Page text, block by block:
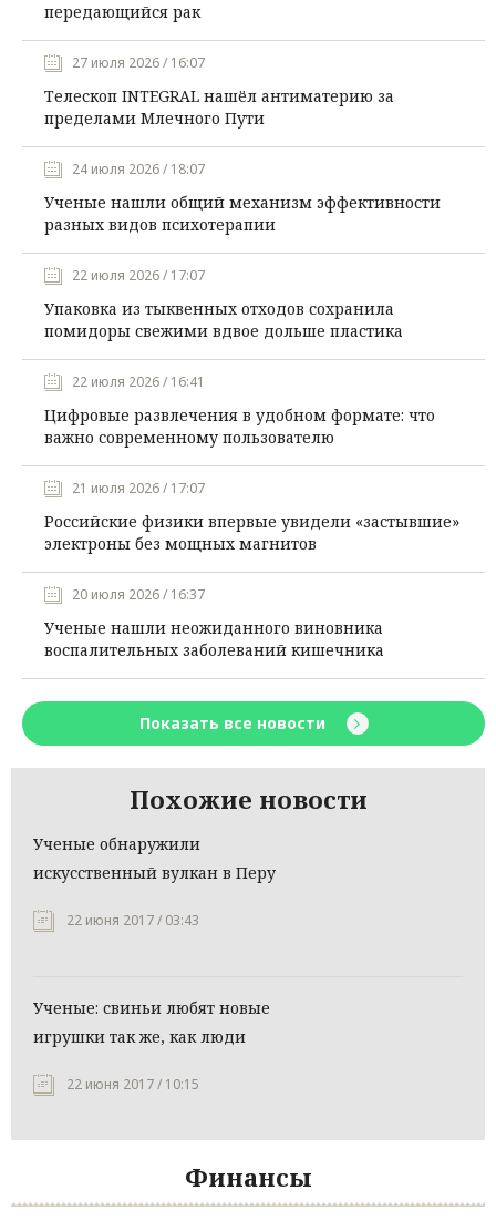
передающийся рак
27 июля 2026 / 16:07
Телескоп INTEGRAL нашёл антиматерию за
пределами Млечного Пути
24 июля 2026 / 18:07
Ученые нашли общий механизм эффективности
разных видов психотерапии
22 июля 2026 / 17:07
Упаковка из тыквенных отходов сохранила
помидоры свежими вдвое дольше пластика
22 июля 2026 / 16:41
Цифровые развлечения в удобном формате: что
важно современному пользователю
21 июля 2026 / 17:07
Российские физики впервые увидели «застывшие»
электроны без мощных магнитов
20 июля 2026 / 16:37
Ученые нашли неожиданного виновника
воспалительных заболеваний кишечника
Показать все новости
Похожие новости
Ученые обнаружили
искусственный вулкан в Перу
22 июня 2017 / 03:43
Ученые: свиньи любят новые
игрушки так же, как люди
22 июня 2017 / 10:15
Финансы